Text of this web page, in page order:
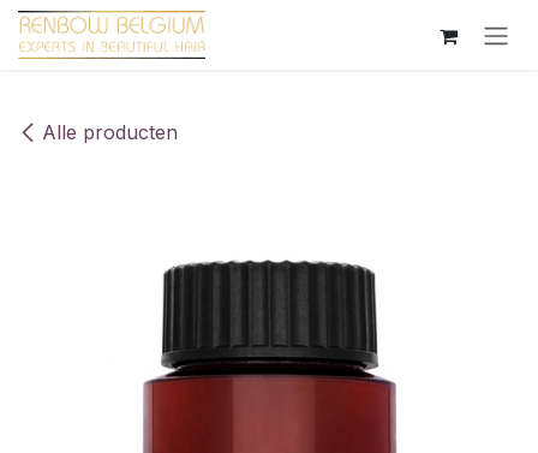
Overslaan naar inhoud
Alle producten